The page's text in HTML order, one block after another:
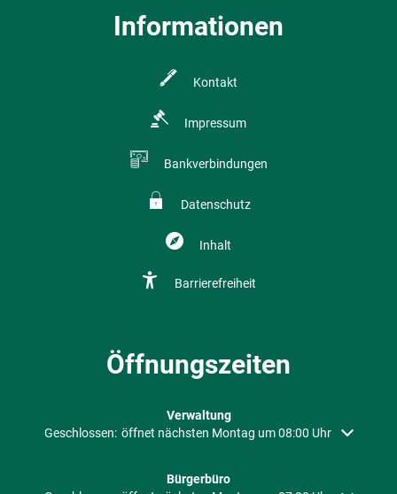
Informationen
Kontakt
Impressum
Bankverbindungen
Datenschutz
Inhalt
Barrierefreiheit
Öffnungszeiten
Verwaltung
Klicken, um weitere Öffnungs- oder Schließzeiten auszublenden
Geschlossen: öffnet nächsten Montag um 08:00 Uhr
Bürgerbüro